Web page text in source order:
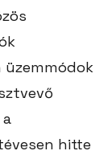
hitte